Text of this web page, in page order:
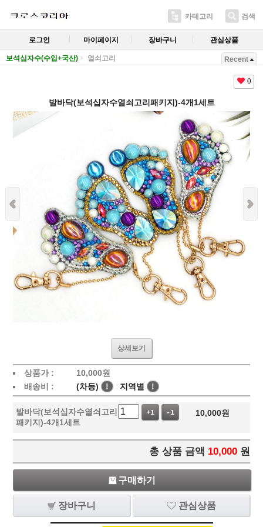
카테고리 검색
로그인 마이페이지 장바구니 관심상품
보석십자수(수입+국산) 열쇠고리 Recent
0
발바닥(보석십자수열쇠고리패키지)-4개1세트
상세보기
상품가 : 10,000원
배송비 :
(차등) ! 지역별 !
발바닥(보석십자수열쇠고리
패키지)-4개1세트
+1 -1 10,000원
총 상품 금액 10,000 원
구매하기
장바구니 관심상품